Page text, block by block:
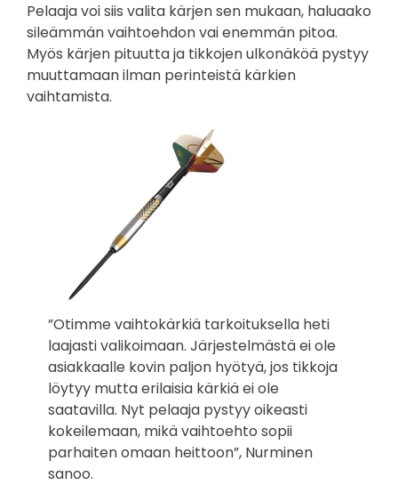
Pelaaja voi siis valita kärjen sen mukaan, haluaako
sileämmän vaihtoehdon vai enemmän pitoa.
Myös kärjen pituutta ja tikkojen ulkonäköä pystyy
muuttamaan ilman perinteistä kärkien
vaihtamista.
”Otimme vaihtokärkiä tarkoituksella heti
laajasti valikoimaan. Järjestelmästä ei ole
asiakkaalle kovin paljon hyötyä, jos tikkoja
löytyy mutta erilaisia kärkiä ei ole
saatavilla. Nyt pelaaja pystyy oikeasti
kokeilemaan, mikä vaihtoehto sopii
parhaiten omaan heittoon”, Nurminen
sanoo.